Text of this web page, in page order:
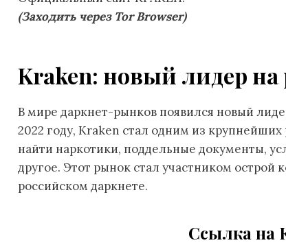
(Заходить через Tor Browser)
Kraken: новый лидер
В мире даркнет-рынков появился новый
2022 году, Kraken стал одним из
найти наркотики, поддельные документы,
другое. Этот рынок стал участником острой
российском даркнете.
Cсылка на